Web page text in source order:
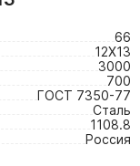
66
12Х13
3000
700
ГОСТ 7350-77
Сталь
1108.8
Россия